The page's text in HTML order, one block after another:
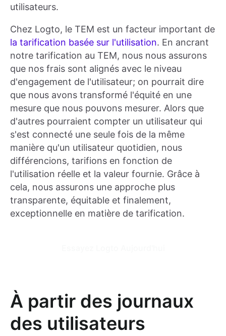
utilisateurs.
Chez Logto, le TEM est un facteur important de
la tarification basée sur l'utilisation. En ancrant
notre tarification au TEM, nous nous assurons
que nos frais sont alignés avec le niveau
d'engagement de l'utilisateur; on pourrait dire
que nous avons transformé l'équité en une
mesure que nous pouvons mesurer. Alors que
d'autres pourraient compter un utilisateur qui
s'est connecté une seule fois de la même
manière qu'un utilisateur quotidien, nous
différencions, tarifions en fonction de
l'utilisation réelle et la valeur fournie. Grâce à
cela, nous assurons une approche plus
transparente, équitable et finalement,
exceptionnelle en matière de tarification.
À partir des journaux
des utilisateurs